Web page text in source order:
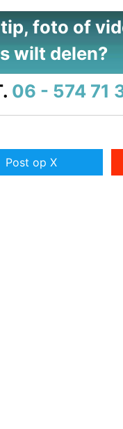
foto of
wilt delen?
06 - 574 71
Post op X